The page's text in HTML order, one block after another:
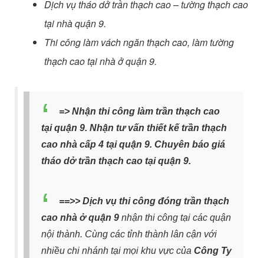
Dịch vụ tháo dở trần thạch cao – tường thạch cao
tại nhà quận 9.
Thi công làm vách ngăn thạch cao, làm tường
thạchcao tại nhà ở quận 9.
=> Nhận thi công làm trần thạch cao
tại quận 9. Nhận tư vấn thiết kế trần thạch
cao nhà cấp 4 tại quận 9. Chuyên báo giá
tháo dở trần thạch cao tại quận 9.
==>> Dịch vụ thi công đóng trần thạch
cao nhà ở quận 9 nhận thi công tại các quận
nội thành. Cùng các tỉnh thành lân cận với
nhiều chi nhánh tại mọi khu vực của Công Ty